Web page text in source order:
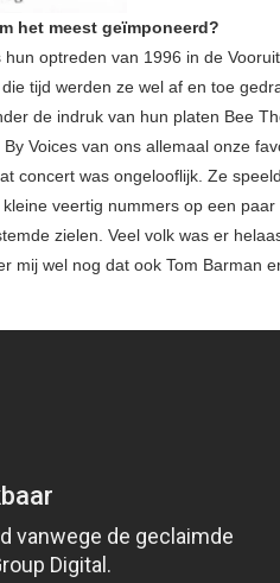
het meest geïmponeerd?
optreden van 1996 in de
tijd werden ze wel af en toe
de indruk van hun platen Bee
Voices van ons allemaal onze
concert was ongelooflijk. Ze
veertig nummers op een paar
zielen. Veel volk was er
mij wel nog dat ook Tom Barman